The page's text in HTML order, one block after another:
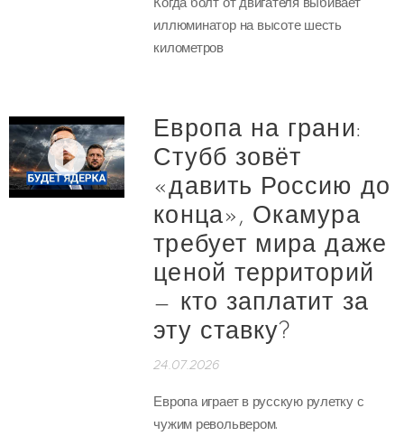
иллюминатор на высоте шесть
километров
Европа на грани:
Стубб зовёт
«давить Россию до
конца», Окамура
требует мира даже
ценой территорий
— кто заплатит за
эту ставку?
24.07.2026
Европа играет в русскую рулетку с
чужим револьвером.